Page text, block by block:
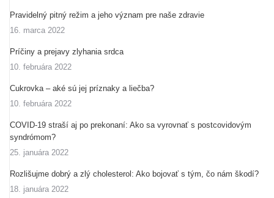
Pravidelný pitný režim a jeho význam pre naše zdravie
16. marca 2022
Príčiny a prejavy zlyhania srdca
10. februára 2022
Cukrovka – aké sú jej príznaky a liečba?
10. februára 2022
COVID-19 straší aj po prekonaní: Ako sa vyrovnať s postcovidovým
syndrómom?
25. januára 2022
Rozlišujme dobrý a zlý cholesterol: Ako bojovať s tým, čo nám škodí?
18. januára 2022